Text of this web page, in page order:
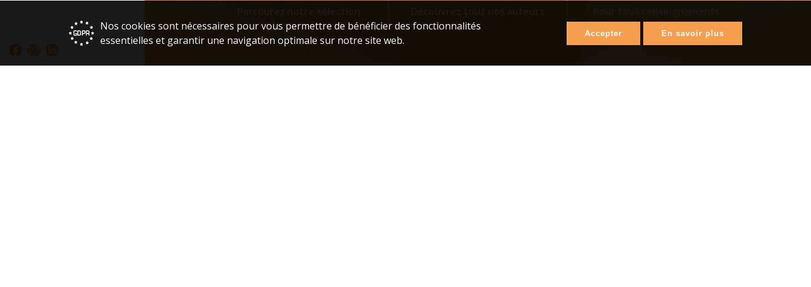
Nos cookies sont nécessaires pour vous permettre de bénéficier des fonctionnalités
essentielles et garantir une navigation optimale sur notre site web.
Accepter En savoir plus